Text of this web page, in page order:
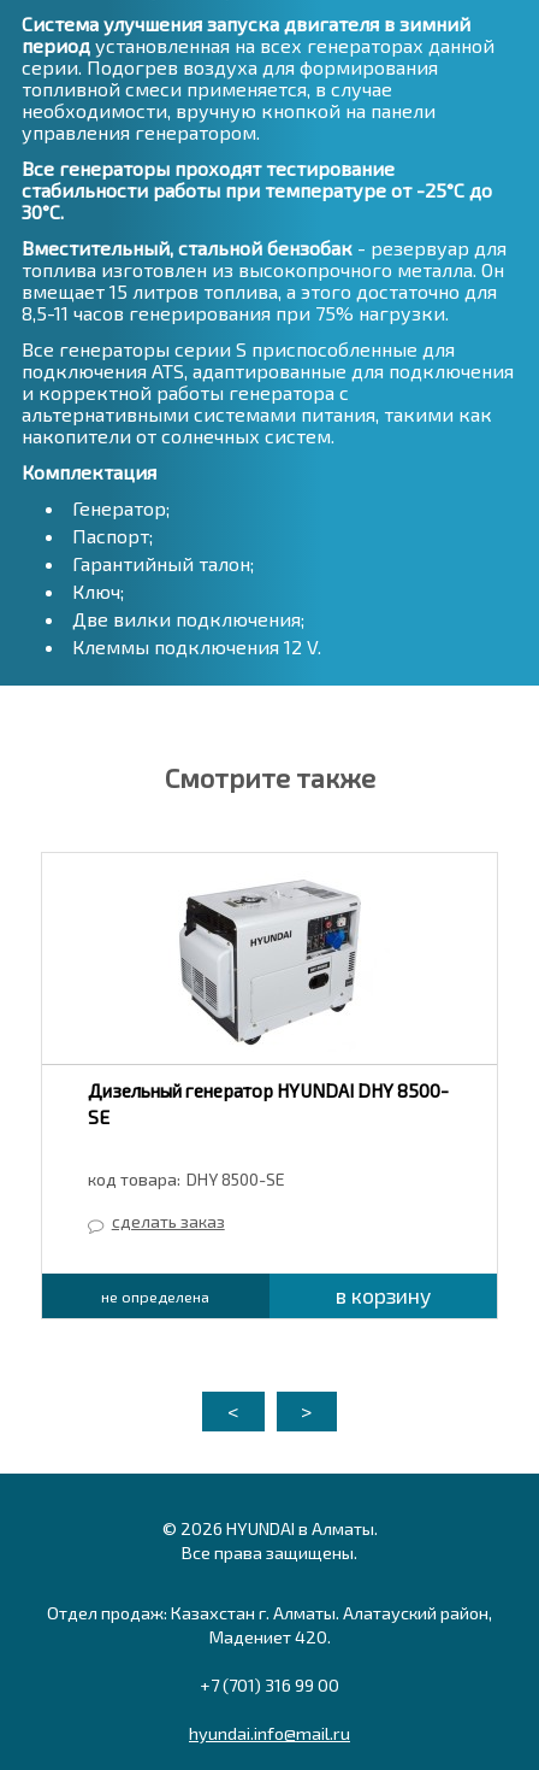
Система улучшения запуска двигателя в зимний
период установленная на всех генераторах данной
серии. Подогрев воздуха для формирования
топливной смеси применяется, в случае
необходимости, вручную кнопкой на панели
управления генератором.
Все генераторы проходят тестирование
стабильности работы при температуре от -25°С до
30°С.
Вместительный, стальной бензобак- резервуар для
топлива изготовлен из высокопрочного металла. Он
вмещает 15 литров топлива, а этого достаточно для
8,5-11 часов генерирования при 75% нагрузки.
Все генераторы серии S приспособленные для
подключения ATS, адаптированные для подключения
и корректной работы генератора с
альтернативными системами питания, такими как
накопители от солнечных систем.
Комплектация
Генератор;
Паспорт;
Гарантийный талон;
Ключ;
Две вилки подключения;
Клеммы подключения 12 V.
Смотрите также
Дизельный генератор HYUNDAI DHY 8500-
SE
код товара: DHY 8500-SE
сделать заказ
не определена в корзину
< >
© 2026 HYUNDAI в Алматы.
Все права защищены.
Отдел продаж: Казахстан г. Алматы. Алатауский район,
Мадениет 420.
+7 (701) 316 99 00
hyundai.info@mail.ru